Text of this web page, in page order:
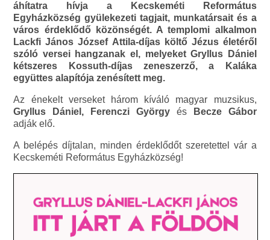
áhítatra hívja a Kecskeméti Református
Egyházközség gyülekezeti tagjait, munkatársait és a
város érdeklődő közönségét. A templomi alkalmon
Lackfi János József Attila-díjas költő Jézus életéről
szóló versei hangzanak el, melyeket Gryllus Dániel
kétszeres Kossuth-díjas zeneszerző, a Kaláka
együttes alapítója zenésített meg.
Az énekelt verseket három kíváló magyar muzsikus,
Gryllus Dániel, Ferenczi György és
Becze Gábor
adják elő.
A belépés díjtalan, minden érdeklődőt szeretettel vár a
Kecskeméti Református Egyházközség!